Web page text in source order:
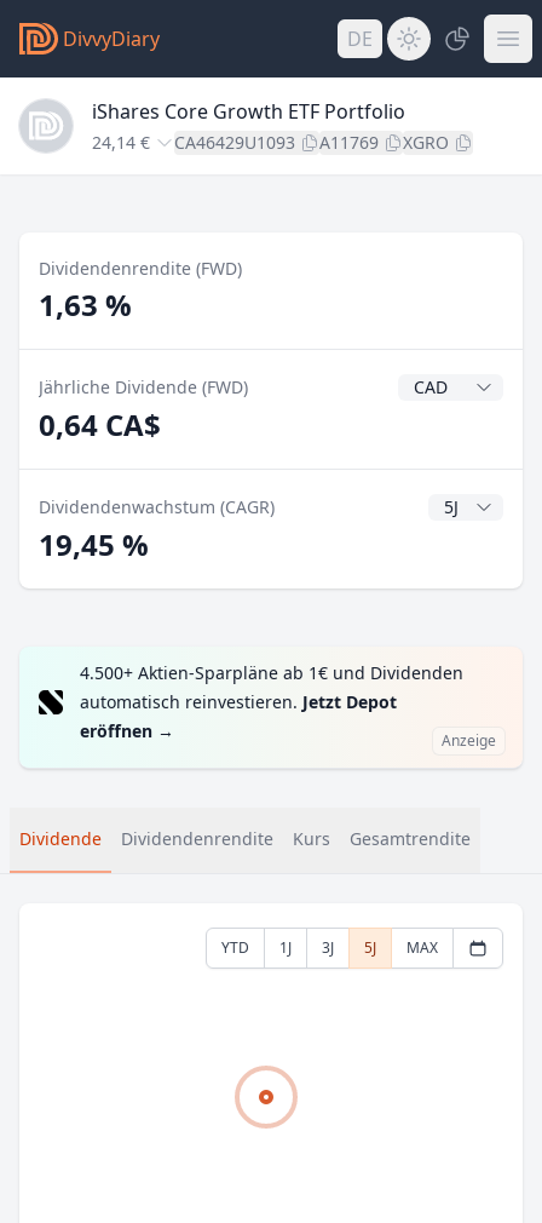
DivvyDiary DE
iShares Core Growth ETF Portfolio
24,14 € CA46429U1093 A11769 XGRO
Dividendenrendite (FWD)
1,63 %
Jährliche Dividende (FWD)
0,64 CA$
Dividendenwachstum (CAGR) CAGR Jahre
19,45 %
4.500+ Aktien-Sparpläne ab 1€ und Dividenden
automatisch reinvestieren. Jetzt Depot
eröffnen → Anzeige
Dividende Dividendenrendite Kurs Gesamtrendite
YTD 1J 3J 5J MAX